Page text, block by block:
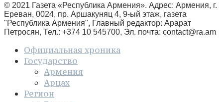
© 2021 Газета «Республика Армения». Адрес: Армения, г.
Ереван, 0024, пр. Аршакуняц 4, 9-ый этаж, газета
"Республика Армения", Главный редактор: Арарат
Петросян, Тел.: +374 10 545700, Эл. почта: contact@ra.am
Официальная хроника
Государство
Армения
Арцах
Регион